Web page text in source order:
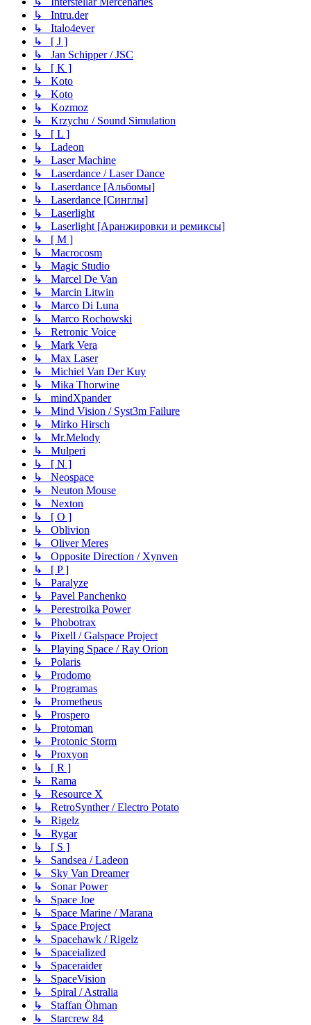
↳ Intru.der
↳ Italo4ever
↳ [ J ]
↳ Jan Schipper / JSC
↳ [ K ]
↳ Koto
↳ Koto
↳ Kozmoz
↳ Krzychu / Sound Simulation
↳ [ L ]
↳ Ladeon
↳ Laser Machine
↳ Laserdance / Laser Dance
↳ Laserdance [Альбомы]
↳ Laserdance [Синглы]
↳ Laserlight
↳ Laserlight [Аранжировки и ремиксы]
↳ [ M ]
↳ Macrocosm
↳ Magic Studio
↳ Marcel De Van
↳ Marcin Litwin
↳ Marco Di Luna
↳ Marco Rochowski
↳ Retronic Voice
↳ Mark Vera
↳ Max Laser
↳ Michiel Van Der Kuy
↳ Mika Thorwine
↳ mindXpander
↳ Mind Vision / Syst3m Failure
↳ Mirko Hirsch
↳ Mr.Melody
↳ Mulperi
↳ [ N ]
↳ Neospace
↳ Neuton Mouse
↳ Nexton
↳ [ O ]
↳ Oblivion
↳ Oliver Meres
↳ Opposite Direction / Xynven
↳ [ P ]
↳ Paralyze
↳ Pavel Panchenko
↳ Perestroika Power
↳ Phobotrax
↳ Pixell / Galspace Project
↳ Playing Space / Ray Orion
↳ Polaris
↳ Prodomo
↳ Programas
↳ Prometheus
↳ Prospero
↳ Protoman
↳ Protonic Storm
↳ Proxyon
↳ [ R ]
↳ Rama
↳ Resource X
↳ RetroSynther / Electro Potato
↳ Rigelz
↳ Rygar
↳ [ S ]
↳ Sandsea / Ladeon
↳ Sky Van Dreamer
↳ Sonar Power
↳ Space Joe
↳ Space Marine / Marana
↳ Space Project
↳ Spacehawk / Rigelz
↳ Spaceialized
↳ Spaceraider
↳ SpaceVision
↳ Spiral / Astralia
↳ Staffan Öhman
↳ Starcrew 84